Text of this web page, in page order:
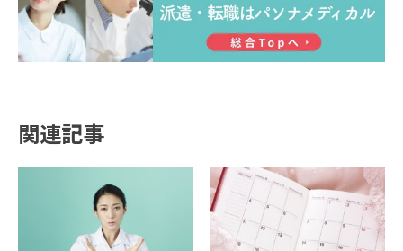
関連記事